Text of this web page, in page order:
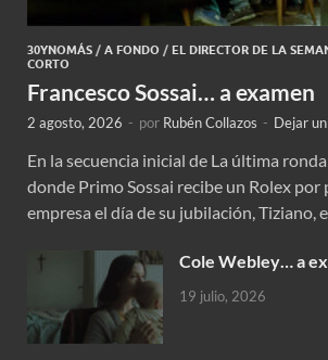
30YNOMÁS / A FONDO / EL DIRECTOR DE LA
CORTO
Francesco Sossai… a examen
2 agosto, 2026 - por Rubén Collazos - Dejar
En la secuencia inicial de La última
donde Primo Sossai recibe un Rolex por
empresa el día de su jubilación, Tiziano,
Cole Webley… a
19 julio, 2026